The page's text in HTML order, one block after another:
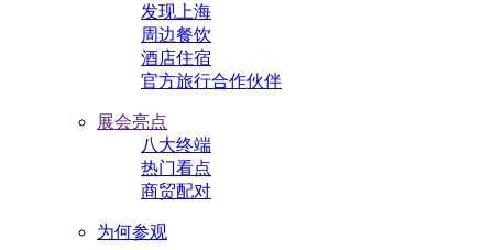
发现上海
周边餐饮
酒店住宿
官方旅行合作伙伴
展会亮点
八大终端
热门看点
商贸配对
为何参观